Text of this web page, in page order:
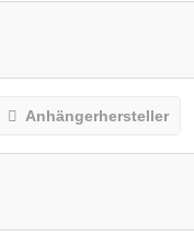
Anhängerhersteller